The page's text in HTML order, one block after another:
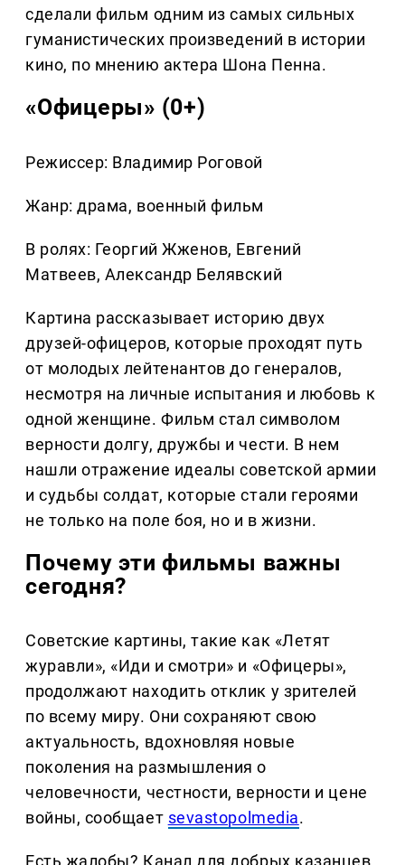
сделали фильм одним из самых сильных
гуманистических произведений в истории
кино, по мнению актера Шона Пенна.
«Офицеры» (0+)
Режиссер: Владимир Роговой
Жанр: драма, военный фильм
В ролях: Георгий Жженов, Евгений
Матвеев, Александр Белявский
Картина рассказывает историю двух
друзей-офицеров, которые проходят путь
от молодых лейтенантов до генералов,
несмотря на личные испытания и любовь к
одной женщине. Фильм стал символом
верности долгу, дружбы и чести. В нем
нашли отражение идеалы советской армии
и судьбы солдат, которые стали героями
не только на поле боя, но и в жизни.
Почему эти фильмы важны
сегодня?
Советские картины, такие как «Летят
журавли», «Иди и смотри» и «Офицеры»,
продолжают находить отклик у зрителей
по всему миру. Они сохраняют свою
актуальность, вдохновляя новые
поколения на размышления о
человечности, честности, верности и цене
войны, сообщает sevastopolmedia.
Есть жалобы? Канал для добрых казанцев,